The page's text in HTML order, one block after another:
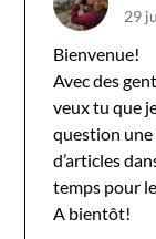
29
Bienvenue!
Avec des
veux tu que
question une
d’articles
temps pour
A bientôt!